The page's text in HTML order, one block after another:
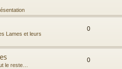
Lames et leurs
0
le reste…
0